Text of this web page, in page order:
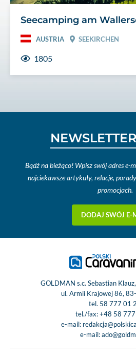
Seecamping am
AUSTRIA SEEKIRCHEN
1805
NEWSLETTER
Bądź na bieżąco! Wpisz swój adres e-
najciekawsze artykuły, relacje,
promocjach.
DODAJ SWÓJ E-
GOLDMAN s.c. Sebastian
ul. Armii Krajowej 86,
tel. 58 777 01
tel./fax:+48 58
e-mail:
e-mail: